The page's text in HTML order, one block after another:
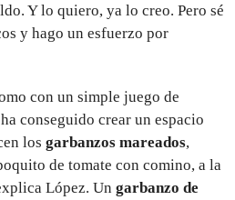
Y lo quiero, ya lo creo. Pero sé
y hago un esfuerzo por
con un simple juego de
conseguido crear un espacio
los garbanzos mareados,
de tomate con comino, a la
López. Un garbanzo de